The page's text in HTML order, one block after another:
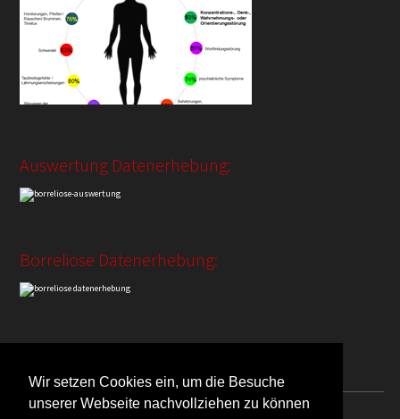
Wir setzen Cookies ein, um die Besuche
unserer Webseite nachvollziehen zu können
Auswertung Datenerhebung:
Borreliose Datenerhebung: